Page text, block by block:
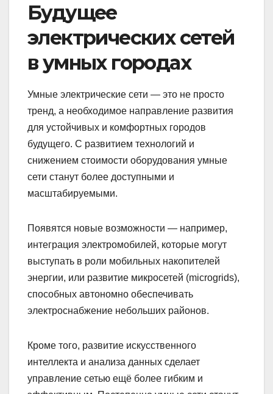
Будущее
электрических сетей
в умных городах
Умные электрические сети — это не просто
тренд, а необходимое направление развития
для устойчивых и комфортных городов
будущего. С развитием технологий и
снижением стоимости оборудования умные
сети станут более доступными и
масштабируемыми.
Появятся новые возможности — например,
интеграция электромобилей, которые могут
выступать в роли мобильных накопителей
энергии, или развитие микросетей (microgrids),
способных автономно обеспечивать
электроснабжение небольших районов.
Кроме того, развитие искусственного
интеллекта и анализа данных сделает
управление сетью ещё более гибким и